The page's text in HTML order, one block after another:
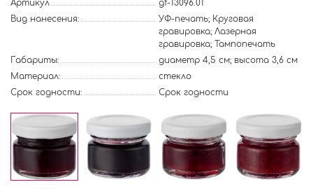
Артикул
gf-13096.01
Вид нанесения:
УФ-печать; Круговая
гравировка; Лазерная
гравировка; Тампопечать
Габариты:
диаметр 4,5 см; высота 3,6 см
Материал:
стекло
Срок годности:
Срок годности